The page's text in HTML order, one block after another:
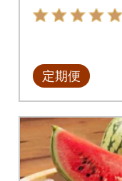
定期便